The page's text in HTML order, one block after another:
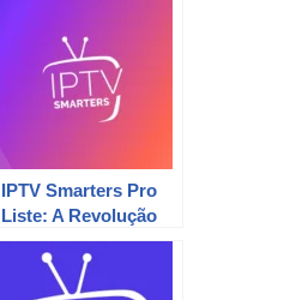
IPTV Smarters Pro
Liste: A Revolução
da Entretenimento.